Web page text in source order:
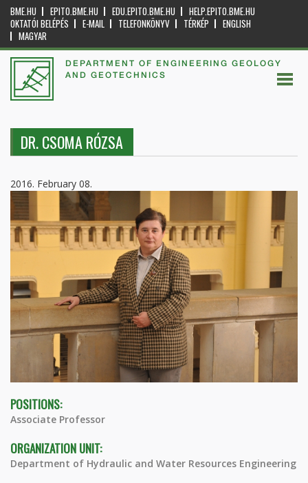
BME.HU EPITO.BME.HU EDU.EPITO.BME.HU
HELP.EPITO.BME.HU
OKTATÓI BELÉPÉS
E-MAIL TELEFONKÖNYV TÉRKÉP
ENGLISH
MAGYAR
DEPARTMENT OF ENGINEERING GEOLOGY
AND GEOTECHNICS
DR. CSOMA RÓZSA
2016. February 08.
POSITIONS:
Associate Professor
ORGANIZATION UNIT:
Department of Hydraulic and Water Resources Engineering